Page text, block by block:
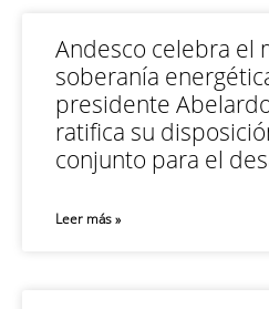
Andesco celebra el
soberanía
presidente
ratifica su
conjunto para el
Leer más »